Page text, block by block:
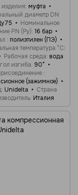
муфта
диаметр DN
Номинальное
PN (Ру) 16 бар
полиэтилен (ПЭ)
температура °C
Рабочая среда вода
изгиба 90°
(зажимное)
Unidelta
Страна
Италия